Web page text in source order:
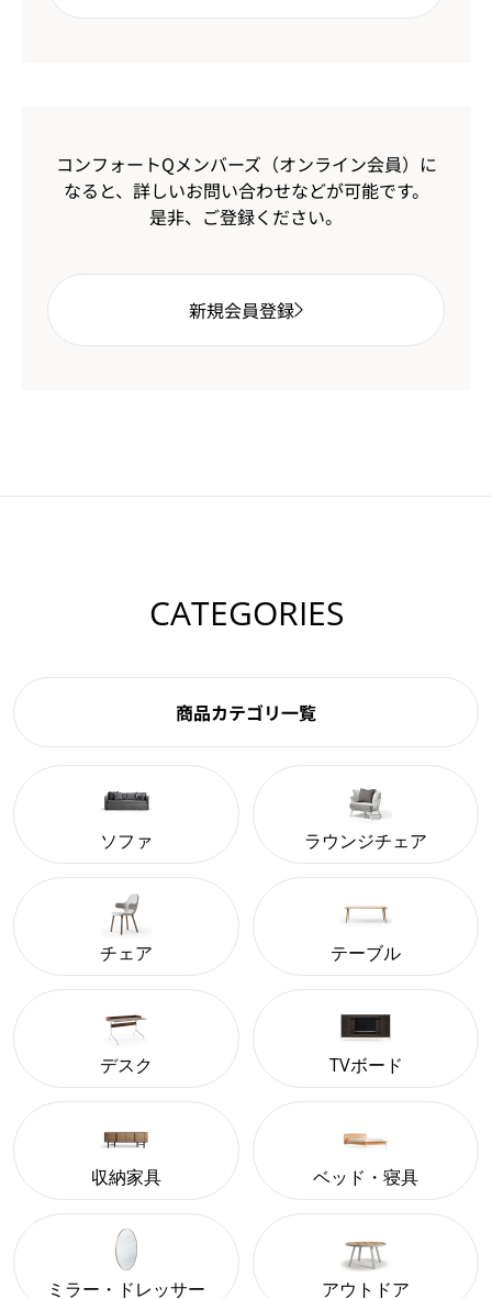
コンフォートQメンバーズ（オンライン会員）に
なると、 詳しいお問い合わせなどが可能です。
是非、ご登録ください。
新規会員登録
CATEGORIES
商品カテゴリ一覧
ソファ ラウンジチェア
チェア テーブル
デスク TVボード
収納家具 ベッド・寝具
ミラー・ドレッサー アウトドア